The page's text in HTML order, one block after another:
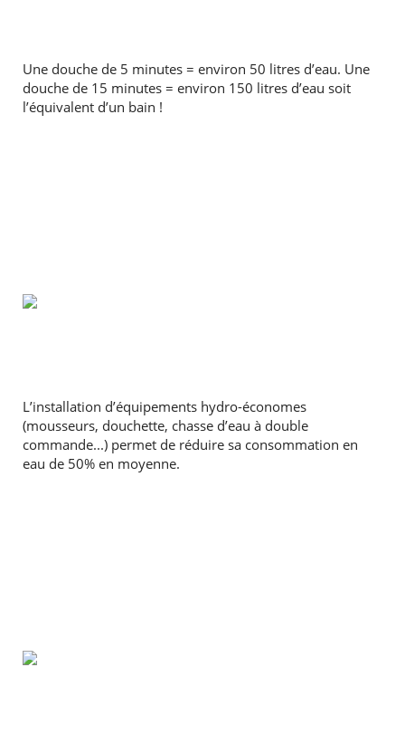
Une douche de 5 minutes = environ 50 litres d’eau. Une
douche de 15 minutes = environ 150 litres d’eau soit
l’équivalent d’un bain !
L’installation d’équipements hydro-économes
(mousseurs, douchette, chasse d’eau à double
commande...) permet de réduire sa consommation en
eau de 50% en moyenne.